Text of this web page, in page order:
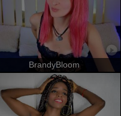
BrandyBloom